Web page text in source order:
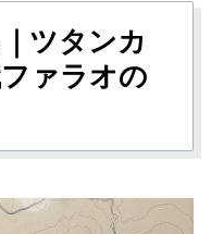
ツタンカ
ァラオの